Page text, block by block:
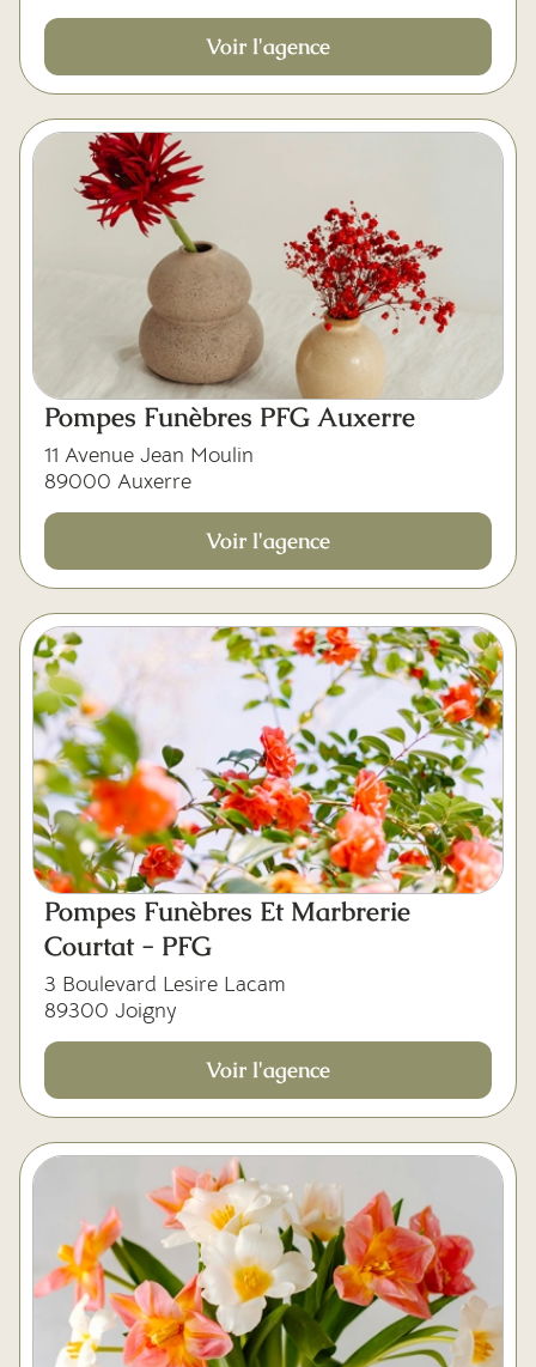
Voir l'agence
Pompes Funèbres PFG Auxerre
11 Avenue Jean Moulin
89000 Auxerre
Voir l'agence
Pompes Funèbres Et Marbrerie
Courtat - PFG
3 Boulevard Lesire Lacam
89300 Joigny
Voir l'agence